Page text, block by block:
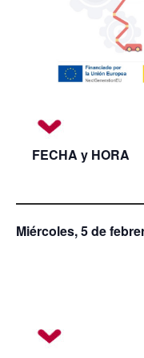
FECHA y HORA
Miércoles, 5 de